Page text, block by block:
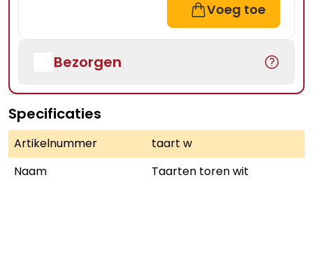
Voeg toe
Bezorgen
Specificaties
Artikelnummer
taart w
Naam
Taarten toren wit